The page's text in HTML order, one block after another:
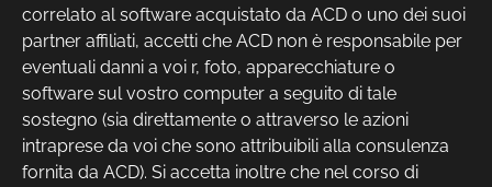
correlato al software acquistato da ACD o uno dei suoi
partner affiliati, accetti che ACD non è responsabile per
eventuali danni a voi r, foto, apparecchiature o
software sul vostro computer a seguito di tale
sostegno (sia direttamente o attraverso le azioni
intraprese da voi che sono attribuibili alla consulenza
fornita da ACD). Si accetta inoltre che nel corso di